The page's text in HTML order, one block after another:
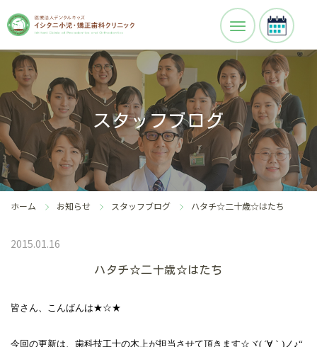
スタッフブログ
ホーム お知らせ スタッフブログ ハタチ☆二十歳☆はたち
2015.01.16
ハタチ☆二十歳☆はたち
皆さん、こんばんは★☆★
今回の更新は、歯科技工士の木上が担当させて頂きます☆ヾ( ´∀｀ ) ノ♪“